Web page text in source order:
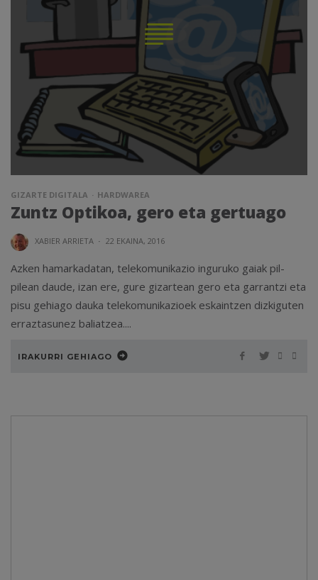
GIZARTE DIGITALA HARDWAREA
Zuntz Optikoa, gero eta gertuago
XABIER ARRIETA · 22 EKAINA, 2016
Azken hamarkadatan, telekomunikazio inguruko gaiak pil-
pilean daude, izan ere, gure gizartean gero eta garrantzi eta
pisu gehiago dauka telekomunikazioek eskaintzen dizkiguten
erraztasunez baliatzea....
IRAKURRI GEHIAGO